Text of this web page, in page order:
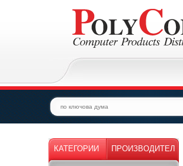
КАТЕГОРИИ ПРОИЗВОДИТЕЛ